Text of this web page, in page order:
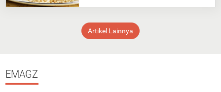
Artikel Lainnya
EMAGZ